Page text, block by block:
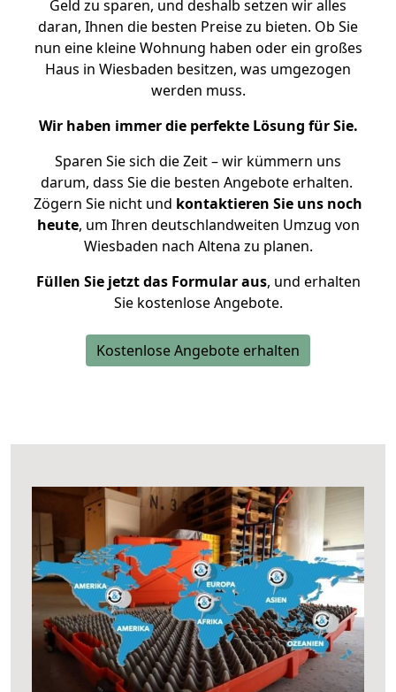
Geld zu sparen, und deshalb setzen wir alles
daran, Ihnen die besten Preise zu bieten. Ob Sie
nun eine kleine Wohnung haben oder ein großes
Haus in Wiesbaden besitzen, was umgezogen
werden muss.
Wir haben immer die perfekte Lösung für Sie.
Sparen Sie sich die Zeit – wir kümmern uns
darum, dass Sie die besten Angebote erhalten.
Zögern Sie nicht und kontaktieren Sie uns noch
heute, um Ihren deutschlandweiten Umzug von
Wiesbaden nach Altena zu planen.
Füllen Sie jetzt das Formular aus, und erhalten
Sie kostenlose Angebote.
Kostenlose Angebote erhalten